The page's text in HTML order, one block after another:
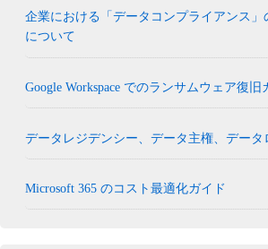
企業における「データコンプライアンス」
について
Google Workspace でのランサムウェア復旧
データレジデンシー、データ主権、データ
Microsoft 365 のコスト最適化ガイド